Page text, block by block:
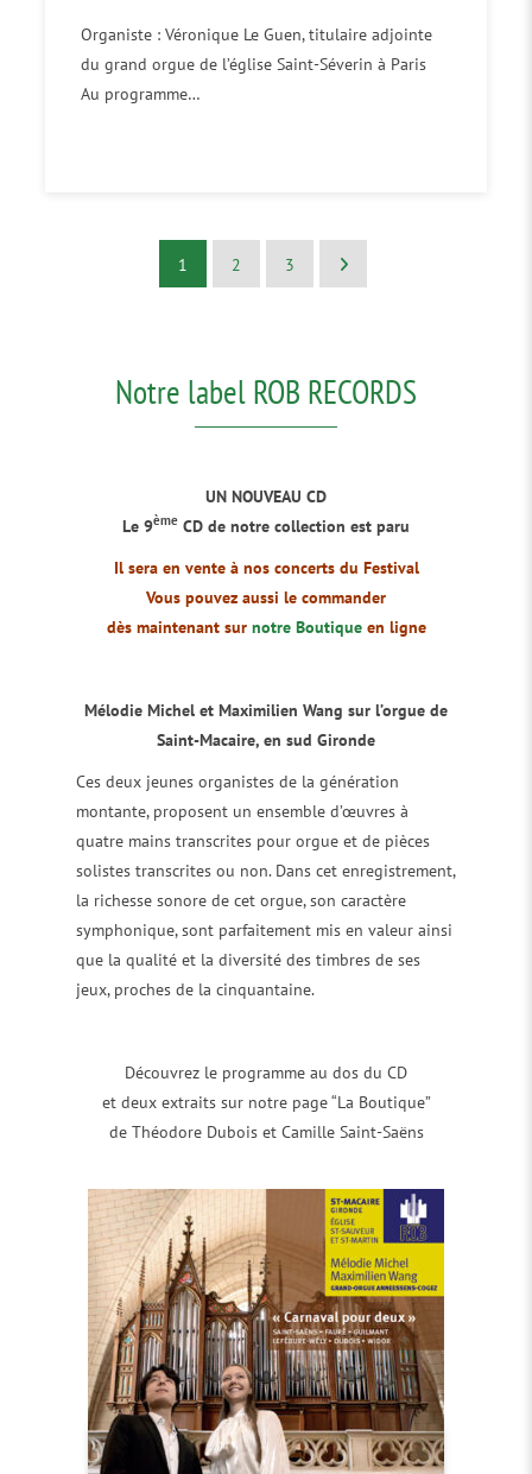
Organiste : Véronique Le Guen, titulaire adjointe
du grand orgue de l’église Saint-Séverin à Paris
Au programme…
1 2 3
Notre label ROB RECORDS
UN NOUVEAU CD
Le 9ème CD de notre collection est paru
Il sera en vente à nos concerts du Festival
Vous pouvez aussi le commander
dès maintenant sur notre Boutiqueen ligne
Mélodie Michel et Maximilien Wang sur l’orgue de
Saint-Macaire, en sud Gironde
Ces deux jeunes organistes de la génération
montante, proposent un ensemble d’œuvres à
quatre mains transcrites pour orgue et de pièces
solistes transcrites ou non. Dans cet enregistrement,
la richesse sonore de cet orgue, son caractère
symphonique, sont parfaitement mis en valeur ainsi
que la qualité et la diversité des timbres de ses
jeux, proches de la cinquantaine.
Découvrez le programme au dos du CD
et deux extraits sur notre page “La Boutique”
de Théodore Dubois et Camille Saint-Saëns